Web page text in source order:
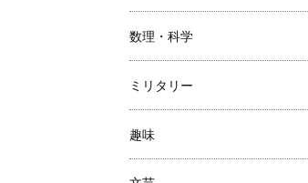
数理・科学
ミリタリー
趣味